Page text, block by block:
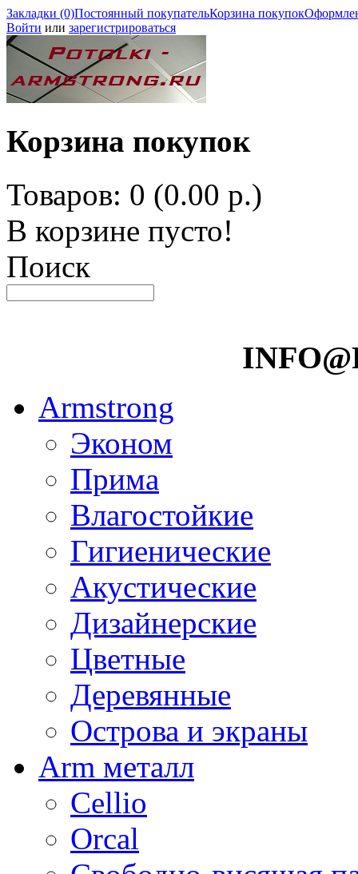
Закладки (0)Постоянный покупательКорзина покупок
Войти или зарегистрироваться
Корзина покупок
Товаров: 0 (0.00 р.)
В корзине пусто!
Поиск
Armstrong
Эконом
Прима
Влагостойкие
Гигиенические
Акустические
Дизайнерские
Цветные
Деревянные
Острова и экраны
Arm металл
Cellio
Orcal